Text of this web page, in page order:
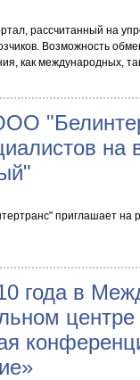
рассчитанный на
Возможность
как международных,
на
приглашает на
года в